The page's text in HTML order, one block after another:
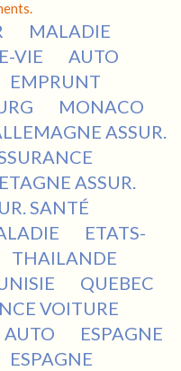
MALADIE
VIE
AUTO
EMPRUNT
MONACO
ASSUR.
ASSUR.
SANTÉ
ETATS-
THAILANDE
QUEBEC
VOITURE
AUTO
ESPAGNE
ESPAGNE